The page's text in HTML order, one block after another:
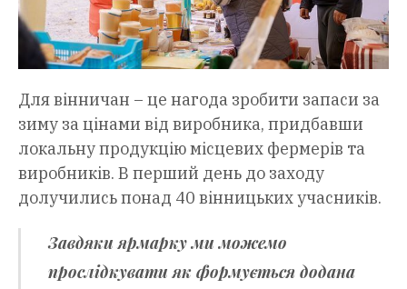
Для вінничан – це нагода зробити запаси за
зиму за цінами від виробника, придбавши
локальну продукцію місцевих фермерів та
виробників. В перший день до заходу
долучились понад 40 вінницьких учасників.
Завдяки ярмарку ми можемо
прослідкувати як формується додана